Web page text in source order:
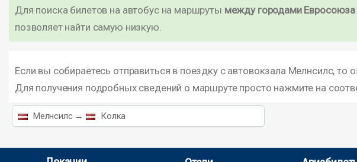
Для поиска билетов на автобус на маршруты между городами Евросоюза
позволяет найти самую низкую.
Если вы собираетесь отправиться в поездку с автовокзала Мелнсилс,
Для получения подробных сведений о маршруте просто нажмите на
Мелнсилс → Колка